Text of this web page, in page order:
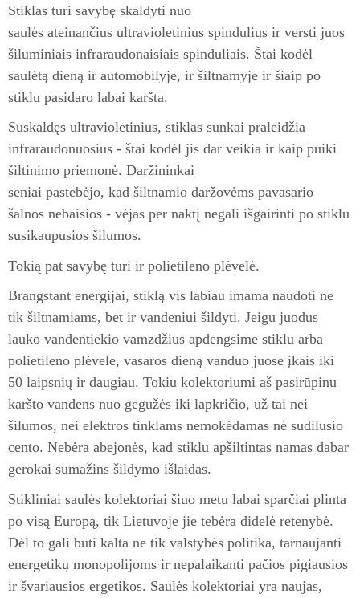
Stiklas turi savybę skaldyti nuo
saulės ateinančius ultravioletinius spindulius ir versti juos
šiluminiais infraraudonaisiais spinduliais. Štai kodėl
saulėtą dieną ir automobilyje, ir šiltnamyje ir šiaip po
stiklu pasidaro labai karšta.
Suskaldęs ultravioletinius, stiklas sunkai praleidžia
infraraudonuosius - štai kodėl jis dar veikia ir kaip puiki
šiltinimo priemonė. Daržininkai
seniai pastebėjo, kad šiltnamio daržovėms pavasario
šalnos nebaisios - vėjas per naktį negali išgairinti po stiklu
susikaupusios šilumos.
Tokią pat savybę turi ir polietileno plėvelė.
Brangstant energijai, stiklą vis labiau imama naudoti ne
tik šiltnamiams, bet ir vandeniui šildyti. Jeigu juodus
lauko vandentiekio vamzdžius apdengsime stiklu arba
polietileno plėvele, vasaros dieną vanduo juose įkais iki
50 laipsnių ir daugiau. Tokiu kolektoriumi aš pasirūpinu
karšto vandens nuo gegužės iki lapkričio, už tai nei
šilumos, nei elektros tinklams nemokėdamas nė sudilusio
cento. Nebėra abejonės, kad stiklu apšiltintas namas dabar
gerokai sumažins šildymo išlaidas.
Stikliniai saulės kolektoriai šiuo metu labai sparčiai plinta
po visą Europą, tik Lietuvoje jie tebėra didelė retenybė.
Dėl to gali būti kalta ne tik valstybės politika, tarnaujanti
energetikų monopolijoms ir nepalaikanti pačios pigiausios
ir švariausios ergetikos. Saulės kolektoriai yra naujas,